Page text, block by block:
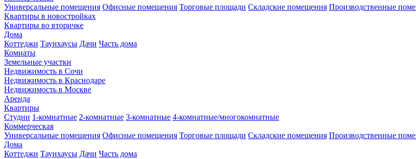
Универсальные помещения Офисные помещения Торговые площади Складские помещения Производственные
Квартиры в новостройках
Квартиры во вторичке
Дома
Коттеджи Таунхаусы Дачи Часть дома
Комнаты
Земельные участки
Недвижимость в Сочи
Недвижимость в Краснодаре
Недвижимость в Москве
Аренда
Квартиры
Студии 1-комнатные 2-комнатные 3-комнатные 4-комнатные/многокомнатные
Коммерческая
Универсальные помещения Офисные помещения Торговые площади Складские помещения Производственные
Дома
Коттеджи Таунхаусы Дачи Часть дома